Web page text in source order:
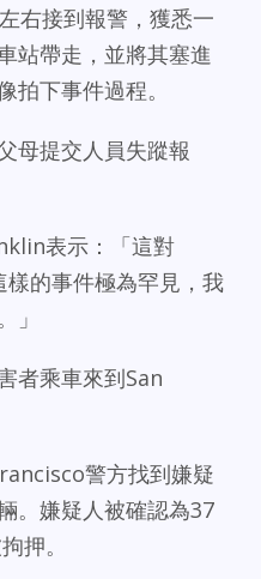
右接到報警，獲悉一
站帶走，並將其塞進
拍下事件過程。
母提交人員失蹤報
表示：「這對
樣的事件極為罕見，我
」
者乘車來到San
警方找到嫌疑
。嫌疑人被確認為37
押。